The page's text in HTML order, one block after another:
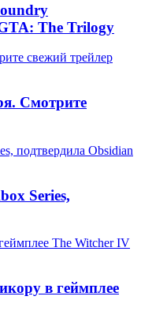
The Trilogy
свежий трейлер
Смотрите
подтвердила Obsidian
Series,
The Witcher IV
в геймплее